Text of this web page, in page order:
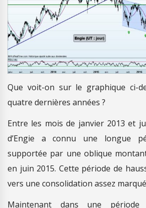
Que voit-on sur le graphique ci-
quatre dernières années ?
Entre les mois de janvier 2013 et
d’Engie a connu une longue
supportée par une oblique
en juin 2015. Cette période de
vers une consolidation assez
Maintenant dans une période